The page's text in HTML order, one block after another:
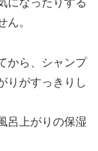
。
から、シャンプ
りがすっきりし
呂上がりの保湿